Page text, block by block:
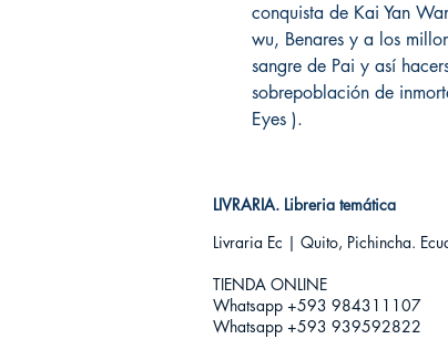
conquista de Kai Yan
wu, Benares y a los
sangre de Pai y así
sobrepoblación de
Eyes ).
LIVRARIA. Libreria temática
Livraria Ec | Quito, Pichincha.
TIENDA ONLINE​
Whatsapp +593 984311107
Whatsapp +593 939592822